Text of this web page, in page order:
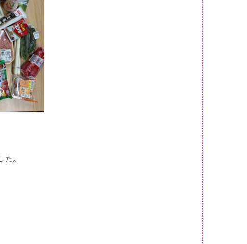
。